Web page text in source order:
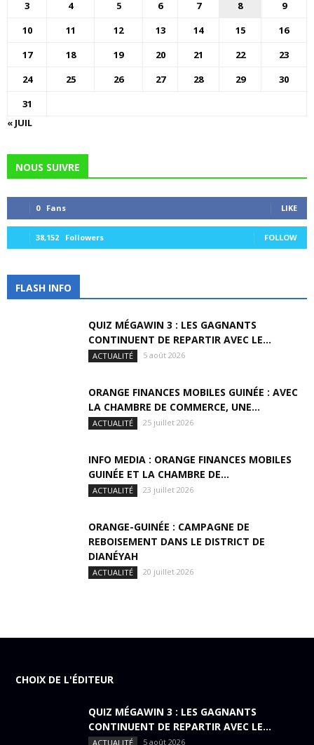
3 4 5 6 7 8
9
10
11 12 13 14 15
16
17
18 19 20 21 22
23
24
25 26 27 28 29
30
31
« JUIL
NOUS SUIVRE
0 Fans LIKE
38,152 Followers FOLLOW
FLASH INFO
QUIZ MÉGAWIN 3 : LES GAGNANTS
CONTINUENT DE REPARTIR AVEC LE...
ACTUALITÉ 5 août 2026
ORANGE FINANCES MOBILES GUINÉE : AVEC
LA CHAMBRE DE COMMERCE, UNE...
ACTUALITÉ 25 juillet 2026
INFO MEDIA : ORANGE FINANCES MOBILES
GUINÉE ET LA CHAMBRE DE...
ACTUALITÉ 23 juillet 2026
ORANGE-GUINÉE : CAMPAGNE DE
REBOISEMENT DANS LE DISTRICT DE
DIANÉYAH
ACTUALITÉ 20 juillet 2026
CHOIX DE L'ÉDITEUR
QUIZ MÉGAWIN 3 : LES GAGNANTS
CONTINUENT DE REPARTIR AVEC LE...
ACTUALITÉ 5 août 2026